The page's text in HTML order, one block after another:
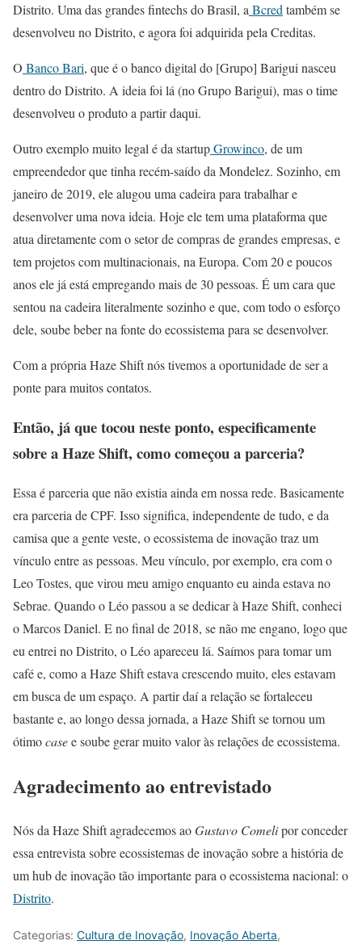
Distrito. Uma das grandes fintechs do Brasil, aBcredtambém se
desenvolveu no Distrito, e agora foi adquirida pela Creditas.
O Banco Bari, que é o banco digital do [Grupo] Barigui nasceu
dentro do Distrito. A ideia foi lá (no Grupo Barigui), mas o time
desenvolveu o produto a partir daqui.
Outro exemplo muito legal é da startupGrowinco, de um
empreendedor que tinha recém-saído da Mondelez. Sozinho, em
janeiro de 2019, ele alugou uma cadeira para trabalhar e
desenvolver uma nova ideia. Hoje ele tem uma plataforma que
atua diretamente com o setor de compras de grandes empresas, e
tem projetos com multinacionais, na Europa. Com 20 e poucos
anos ele já está empregando mais de 30 pessoas. É um cara que
sentou na cadeira literalmente sozinho e que, com todo o esforço
dele, soube beber na fonte do ecossistema para se desenvolver.
Com a própria Haze Shift nós tivemos a oportunidade de ser a
ponte para muitos contatos.
Então, já que tocou neste ponto, especificamente
sobre a Haze Shift, como começou a parceria?
Essa é parceria que não existia ainda em nossa rede. Basicamente
era parceria de CPF. Isso significa, independente de tudo, e da
camisa que a gente veste, o ecossistema de inovação traz um
vínculo entre as pessoas. Meu vínculo, por exemplo, era com o
Leo Tostes, que virou meu amigo enquanto eu ainda estava no
Sebrae. Quando o Léo passou a se dedicar à Haze Shift, conheci
o Marcos Daniel. E no final de 2018, se não me engano, logo que
eu entrei no Distrito, o Léo apareceu lá. Saímos para tomar um
café e, como a Haze Shift estava crescendo muito, eles estavam
em busca de um espaço. A partir daí a relação se fortaleceu
bastante e, ao longo dessa jornada, a Haze Shift se tornou um
ótimocasee soube gerar muito valor às relações de ecossistema.
Agradecimento ao entrevistado
Nós da Haze Shift agradecemos aoGustavo Comelipor conceder
essa entrevista sobre ecossistemas de inovação sobre a história de
um hub de inovação tão importante para o ecossistema nacional: o
Distrito.
Categorias: Cultura de Inovação, Inovação Aberta,